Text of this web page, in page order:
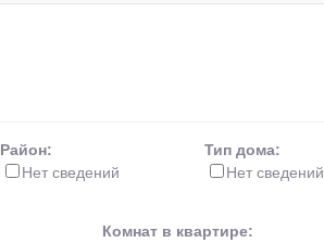
Район:
Нет сведений
Тип дома:
Нет сведений
Комнат в квартире: